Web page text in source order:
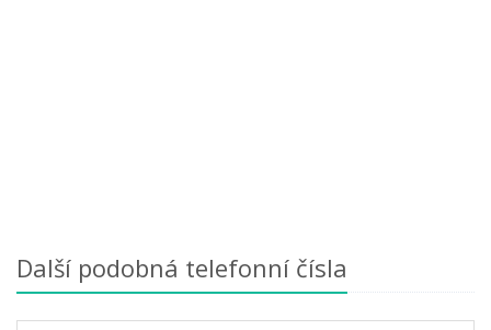
Další podobná telefonní čísla